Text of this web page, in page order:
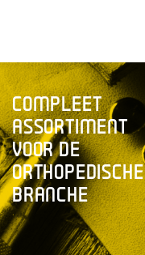
COMPLEET
ASSORTIMENT
VOOR DE
ORTHOPEDISCHE
BRANCHE